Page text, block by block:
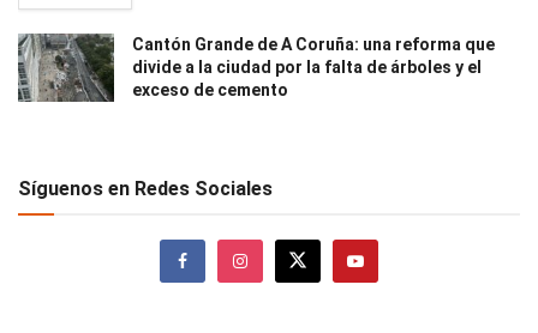
Cantón Grande de A Coruña: una reforma que
divide a la ciudad por la falta de árboles y el
exceso de cemento
Síguenos en Redes Sociales